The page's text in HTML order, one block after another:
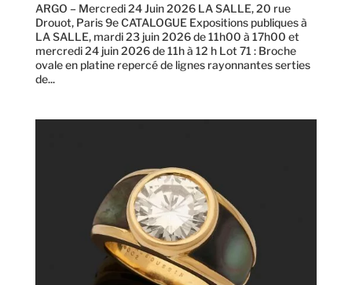
ARGO – Mercredi 24 Juin 2026 LA SALLE, 20 rue
Drouot, Paris 9e CATALOGUE Expositions publiques à
LA SALLE, mardi 23 juin 2026 de 11h00 à 17h00 et
mercredi 24 juin 2026 de 11h à 12 h Lot 71 : Broche
ovale en platine repercé de lignes rayonnantes serties
de...